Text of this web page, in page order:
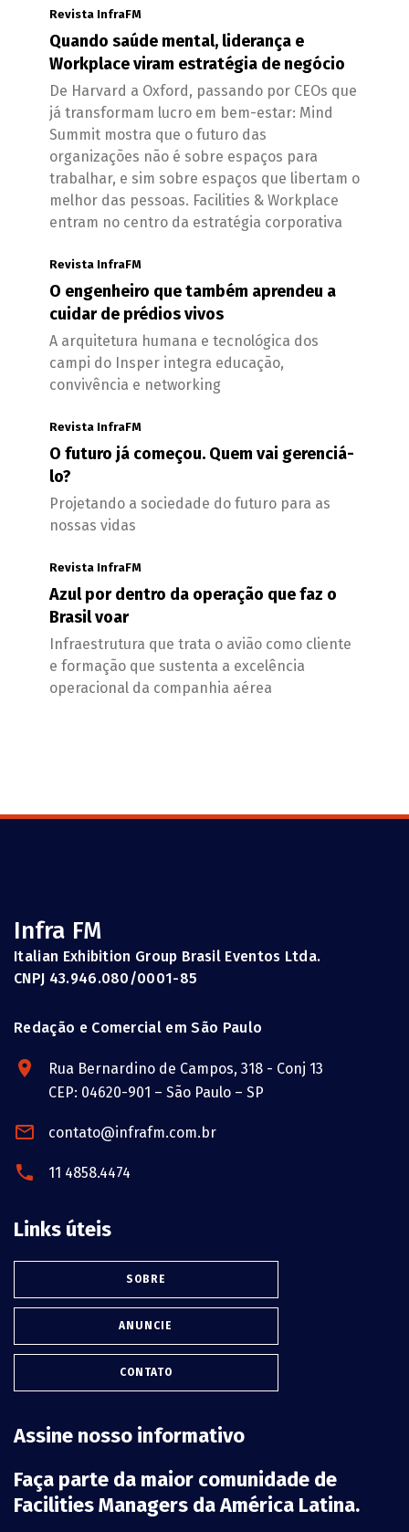
Revista InfraFM
Quando saúde mental, liderança e
Workplace viram estratégia de negócio
De Harvard a Oxford, passando por CEOs que
já transformam lucro em bem-estar: Mind
Summit mostra que o futuro das
organizações não é sobre espaços para
trabalhar, e sim sobre espaços que libertam o
melhor das pessoas. Facilities & Workplace
entram no centro da estratégia corporativa
Revista InfraFM
O engenheiro que também aprendeu a
cuidar de prédios vivos
A arquitetura humana e tecnológica dos
campi do Insper integra educação,
convivência e networking
Revista InfraFM
O futuro já começou. Quem vai gerenciá-
lo?
Projetando a sociedade do futuro para as
nossas vidas
Revista InfraFM
Azul por dentro da operação que faz o
Brasil voar
Infraestrutura que trata o avião como cliente
e formação que sustenta a excelência
operacional da companhia aérea
Infra FM
Italian Exhibition Group Brasil Eventos Ltda.
CNPJ 43.946.080/0001-85
Redação e Comercial em São Paulo
Rua Bernardino de Campos, 318 - Conj 13
CEP: 04620-901 – São Paulo – SP
contato@infrafm.com.br
11 4858.4474
Links úteis
SOBRE
ANUNCIE
CONTATO
Assine nosso informativo
Faça parte da maior comunidade de
Facilities Managers da América Latina.